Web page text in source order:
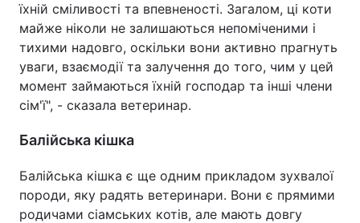
їхній сміливості та впевненості. Загалом, ці коти
майже ніколи не залишаються непоміченими і
тихими надовго, оскільки вони активно прагнуть
уваги, взаємодії та залучення до того, чим у цей
момент займаються їхній господар та інші члени
сім'ї", - сказала ветеринар.
Балійська кішка
Балійська кішка є ще одним прикладом зухвалої
породи, яку радять ветеринари. Вони є прямими
родичами сіамських котів, але мають довгу